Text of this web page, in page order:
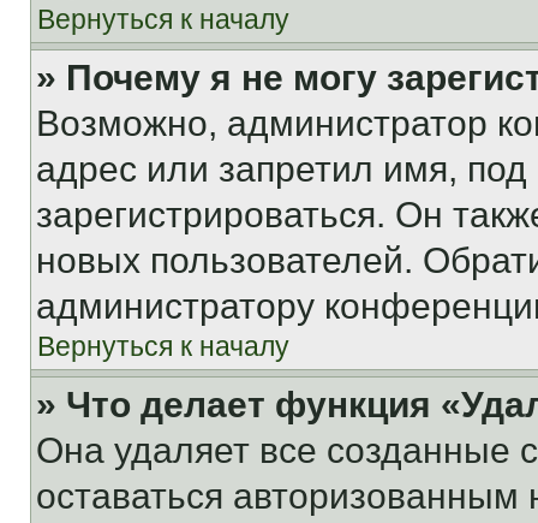
Вернуться к началу
» Почему я не могу
Возможно, администратор
адрес или запретил имя,
зарегистрироваться. Он
новых пользователей.
администратору
Вернуться к началу
» Что делает функция
Она удаляет все созданные
оставаться